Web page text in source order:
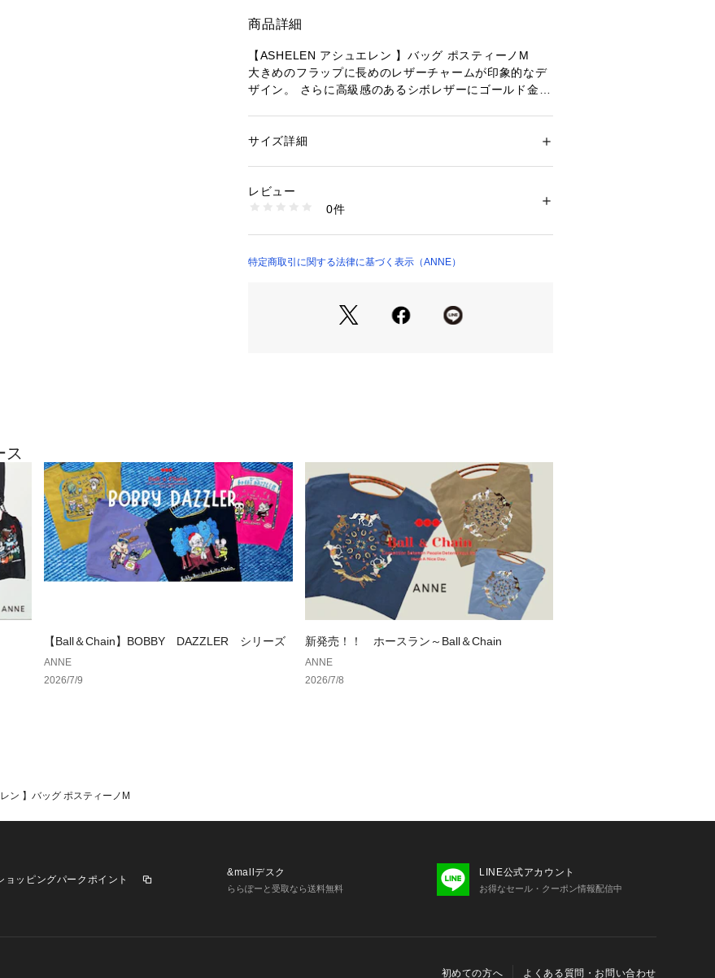
商品詳細
【ASHELEN アシュエレン 】バッグ ポスティーノM
大きめのフラップに長めのレザーチャームが印象的なデ
ザイン。 さらに高級感のあるシボレザーにゴールド金具
と内側にファスナーポケット付きで機能面も充実です。
でお持ちいただくことも可能です
※当店は正規販売店です。
性別：レディース
商品番号：
124-4045-1250 （ショップ）
サイズ詳細
レビュー
0件
特定商取引に関する法律に基づく表示（ANNE）
ス
【Ball＆Chain】BOBBY DAZZLER シリーズ
ANNE
2026/7/9
新発売！！ ホースラン～Ball＆Chain
ANNE
2026/7/8
ン 】バッグ ポスティーノM
ョッピングパークポイント
&mallデスク
ららぽーと受取なら送料無料
LINE公式アカウント
お得なセール・クーポン情報配信中
初めての方へ よくある質問・お問い合わせ